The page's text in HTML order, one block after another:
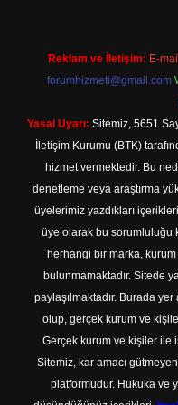
Reklam ve İletişim: E-
forumhizmeti@gmail.com
Yasal Uyarı: Sitemiz, 5651
İletişim Kurumu (BTK)
hizmet vermektedir. Bu
denetleme veya araştırma
üyelerimiz yazdıkları
üye olarak bu sorumluluğu
herhangi bir marka, kurum
bulunmamaktadır. Sitede
paylaşılmaktadır. Burada
olup, gerçek kurum ve
Gerçek kurum ve kişiler ile
Sitemiz, kar amacı
platformudur. Hukuka ve